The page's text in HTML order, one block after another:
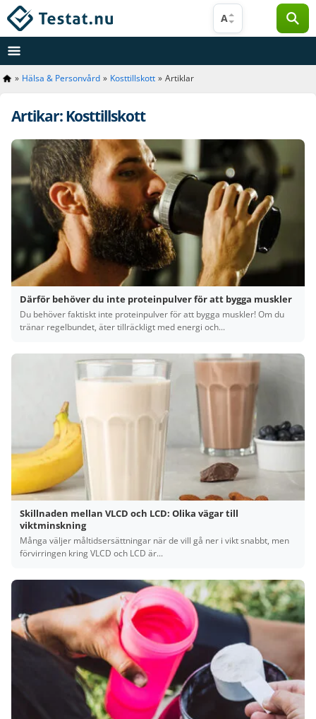
Hoppa
till
innehåll
A
» Hälsa & Personvård » Kosttillskott » Artiklar
Artikar: Kosttillskott
Därför behöver du inte proteinpulver för att bygga muskler
Du behöver faktiskt inte proteinpulver för att bygga muskler! Om du
tränar regelbundet, äter tillräckligt med energi och...
Skillnaden mellan VLCD och LCD: Olika vägar till
viktminskning
Många väljer måltidsersättningar när de vill gå ner i vikt snabbt, men
förvirringen kring VLCD och LCD är...